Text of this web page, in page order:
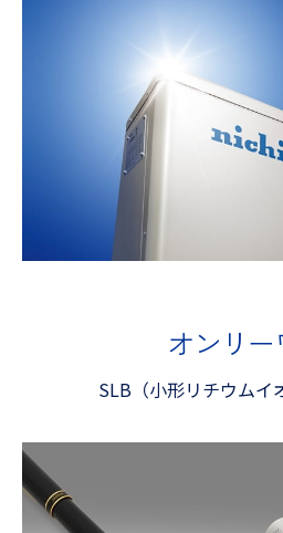
オンリー
SLB（小形リチウムイ